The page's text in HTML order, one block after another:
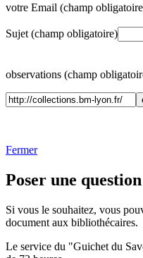
votre Email (champ
Sujet (champ obligatoire)
observations (champ
Fermer
Poser une question
Si vous le souhaitez, vous
document aux bibliothécaires.
Le service du "Guichet du